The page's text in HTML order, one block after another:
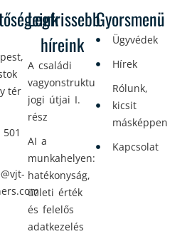
tér
Legfrissebb
híreink
A családi
vagyonstrukturálás
jogi útjai I.
rész
AI a
munkahelyen:
hatékonyság,
üzleti érték
és felelős
adatkezelés
Gyorsmenü
Ügyvédek
Hírek
Rólunk,
kicsit
másképpen
Kapcsolat